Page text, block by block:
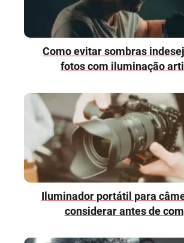
Como evitar sombras
fotos com iluminação
Iluminador portátil para
considerar antes de